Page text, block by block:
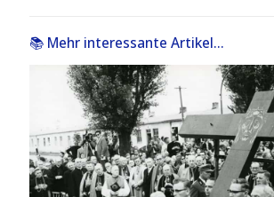
📚 Mehr interessante Artikel...